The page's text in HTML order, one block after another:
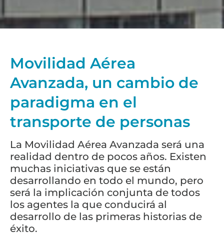
Movilidad Aérea
Avanzada, un cambio de
paradigma en el
transporte de personas
La Movilidad Aérea Avanzada será una
realidad dentro de pocos años. Existen
muchas iniciativas que se están
desarrollando en todo el mundo, pero
será la implicación conjunta de todos
los agentes la que conducirá al
desarrollo de las primeras historias de
éxito.